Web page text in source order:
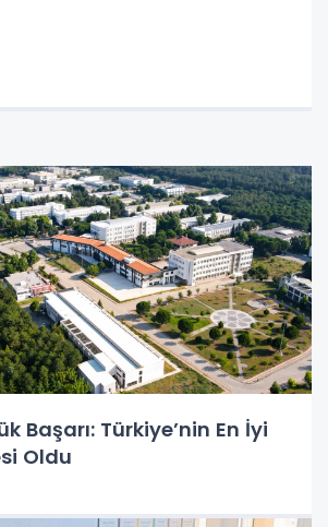
Başarı: Türkiye’nin En İyi
Oldu